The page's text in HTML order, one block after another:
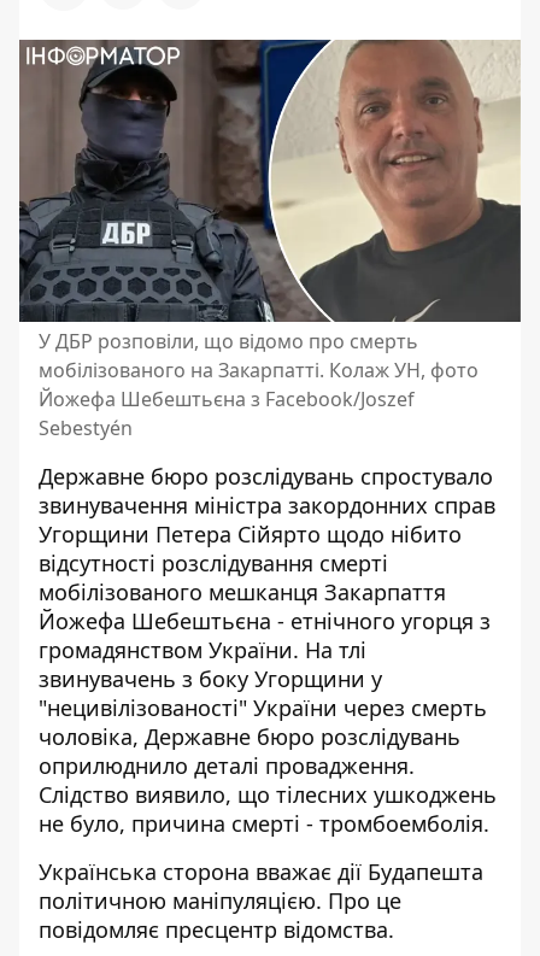
У ДБР розповіли, що відомо про смерть
мобілізованого на Закарпатті. Колаж УН, фото
Йожефа Шебештьєна з Facebook/Joszef
Sebestyén
Державне бюро розслідувань спростувало
звинувачення міністра закордонних справ
Угорщини Петера Сійярто щодо нібито
відсутності розслідування смерті
мобілізованого мешканця Закарпаття
Йожефа Шебештьєна - етнічного угорця з
громадянством України. На тлі
звинувачень з боку Угорщини у
"нецивілізованості" України через смерть
чоловіка, Державне бюро розслідувань
оприлюднило деталі провадження.
Слідство виявило, що тілесних ушкоджень
не було, причина смерті - тромбоемболія.
Українська сторона вважає дії Будапешта
політичною маніпуляцією. Про це
повідомляє пресцентр відомства.